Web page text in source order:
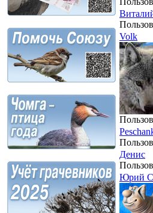
Volk
Денис
Юрий